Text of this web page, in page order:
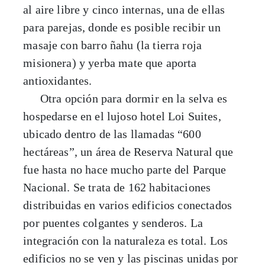
al aire libre y cinco internas, una de ellas
para parejas, donde es posible recibir un
masaje con barro ñahu (la tierra roja
misionera) y yerba mate que aporta
antioxidantes.
Otra opción para dormir en la selva es
hospedarse en el lujoso hotel Loi Suites,
ubicado dentro de las llamadas “600
hectáreas”, un área de Reserva Natural que
fue hasta no hace mucho parte del Parque
Nacional. Se trata de 162 habitaciones
distribuidas en varios edificios conectados
por puentes colgantes y senderos. La
integración con la naturaleza es total. Los
edificios no se ven y las piscinas unidas por